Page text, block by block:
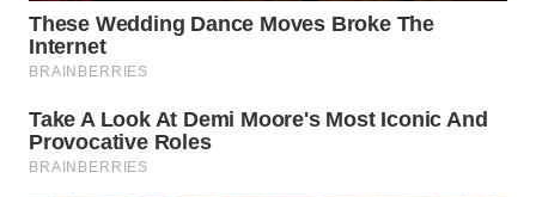
PADANG
LAWAS
SUMEDANG